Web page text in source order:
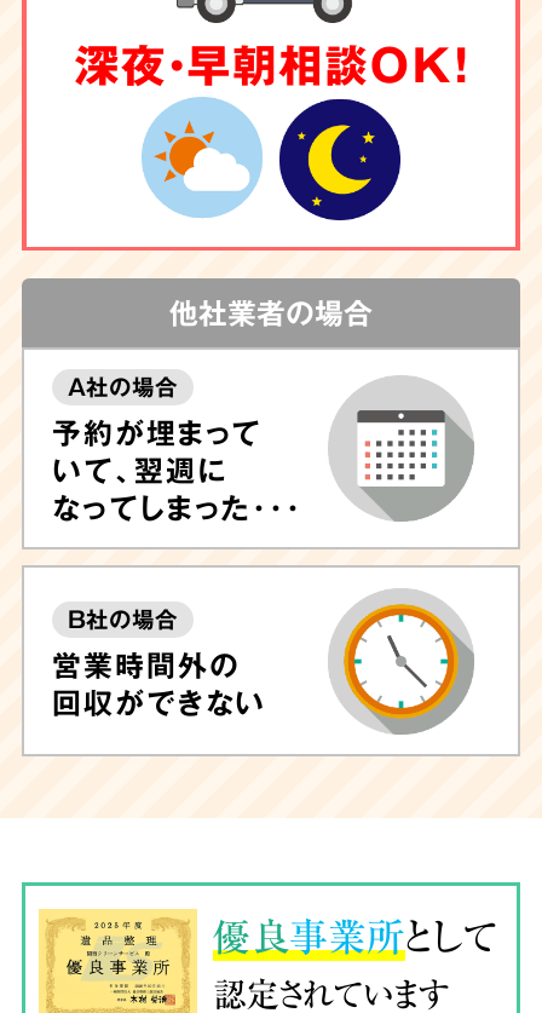
除菌・消臭・ハウス
クリーニングもお任せ
害虫駆除
しつこい汚れや臭いが気になる場合は清掃後に
除菌や脱臭、ハウスクリーニングも可能ですの
で、ぜひお任せ下さい。
専門的なノウハウに長
けたプロのスタッフが専門機器・特殊洗剤を用
いて迅速に対応いたします。
深夜・早朝相談OK！
他社業者の場合
A社の場合
予約が埋まって
いて、翌週に
なってしまった･･･
B社の場合
営業時間外の
回収ができない
優良事業所として
認定されています